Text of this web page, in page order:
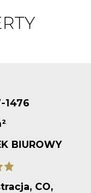
1476
BIUROWY
CO,